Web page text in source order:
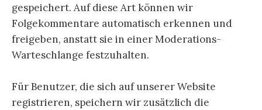
gespeichert. Auf diese Art können wir
Folgekommentare automatisch erkennen und
freigeben, anstatt sie in einer Moderations-
Warteschlange festzuhalten.
Für Benutzer, die sich auf unserer Website
registrieren, speichern wir zusätzlich die